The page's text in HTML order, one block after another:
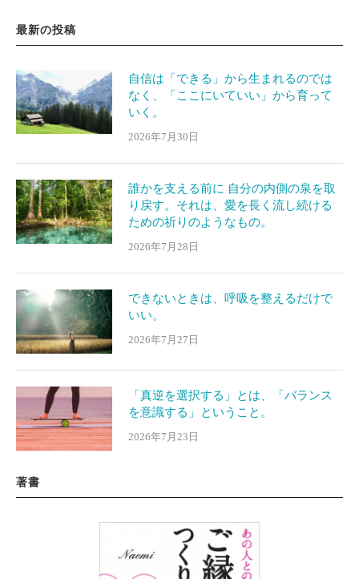
最新の投稿
自信は「できる」から生まれるのでは
なく、「ここにいていい」から育って
いく。
2026年7月30日
誰かを支える前に 自分の内側の泉を取
り戻す。それは、愛を長く流し続ける
ための祈りのようなもの。
2026年7月28日
できないときは、呼吸を整えるだけで
いい。
2026年7月27日
「真逆を選択する」とは、「バランス
を意識する」ということ。
2026年7月23日
著書